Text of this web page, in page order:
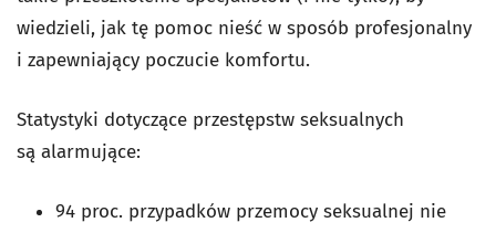
wiedzieli, jak tę pomoc nieść w sposób profesjonalny
i zapewniający poczucie komfortu.
Statystyki dotyczące przestępstw seksualnych
są alarmujące:
94 proc. przypadków przemocy seksualnej nie